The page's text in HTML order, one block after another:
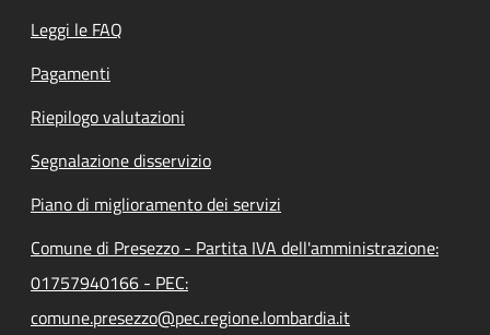
Leggi le FAQ
Pagamenti
Riepilogo valutazioni
Segnalazione disservizio
Piano di miglioramento dei servizi
Comune di Presezzo - Partita IVA dell'amministrazione:
01757940166 - PEC:
comune.presezzo@pec.regione.lombardia.it